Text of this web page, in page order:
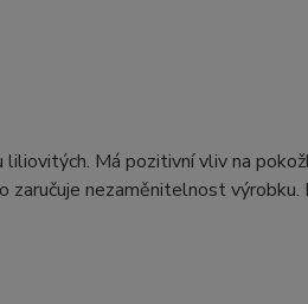
Má pozitivní vliv na
nezaměnitelnost výrobku.